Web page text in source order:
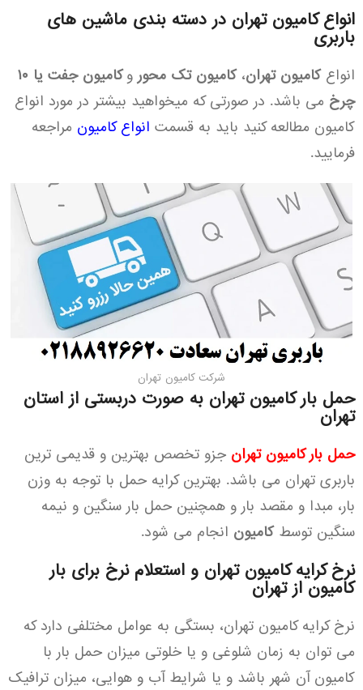
انواع کامیون تهران در دسته بندی ماشین های
باربری
انواعکامیون تهران،کامیون تک محورو
کامیون جفت یا ۱۰
چرخ می باشد. در صورتی که میخواهید بیشتر در مورد انواع
کامیون مطالعه کنید باید به قسمت انواع کامیون مراجعه
فرمایید.
شرکت کامیون تهران
حمل بار کامیون تهران به صورت دربستی از استان
تهران
حمل بار کامیون تهران جزو تخصص بهترین و قدیمی ترین
باربری تهران می باشد. بهترین کرایه حمل با توجه به وزن
بار، مبدا و مقصد بار و همچنین حمل بار سنگین و نیمه
سنگین توسطکامیون انجام می شود.
نرخ کرایه کامیون تهران و استعلام نرخ برای بار
کامیون از تهران
نرخ کرایه کامیون تهران، بستگی به عوامل مختلفی دارد که
می توان به زمان شلوغی و یا خلوتی میزان حمل بار با
کامیون آن شهر باشد و یا شرایط آب و هوایی، میزان ترافیک